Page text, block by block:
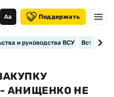
Аа Поддержать
и руководства ВСУ
АНИЩЕНКО НЕ